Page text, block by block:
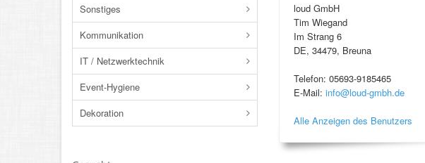
Sonstiges
Kommunikation
IT / Netzwerktechnik
Event-Hygiene
Dekoration
loud GmbH
Tim Wiegand
Im Strang 6
DE, 34479, Breuna
Telefon: 05693-9185465
E-Mail: info@loud-gmbh.de
Alle Anzeigen des Benutzers